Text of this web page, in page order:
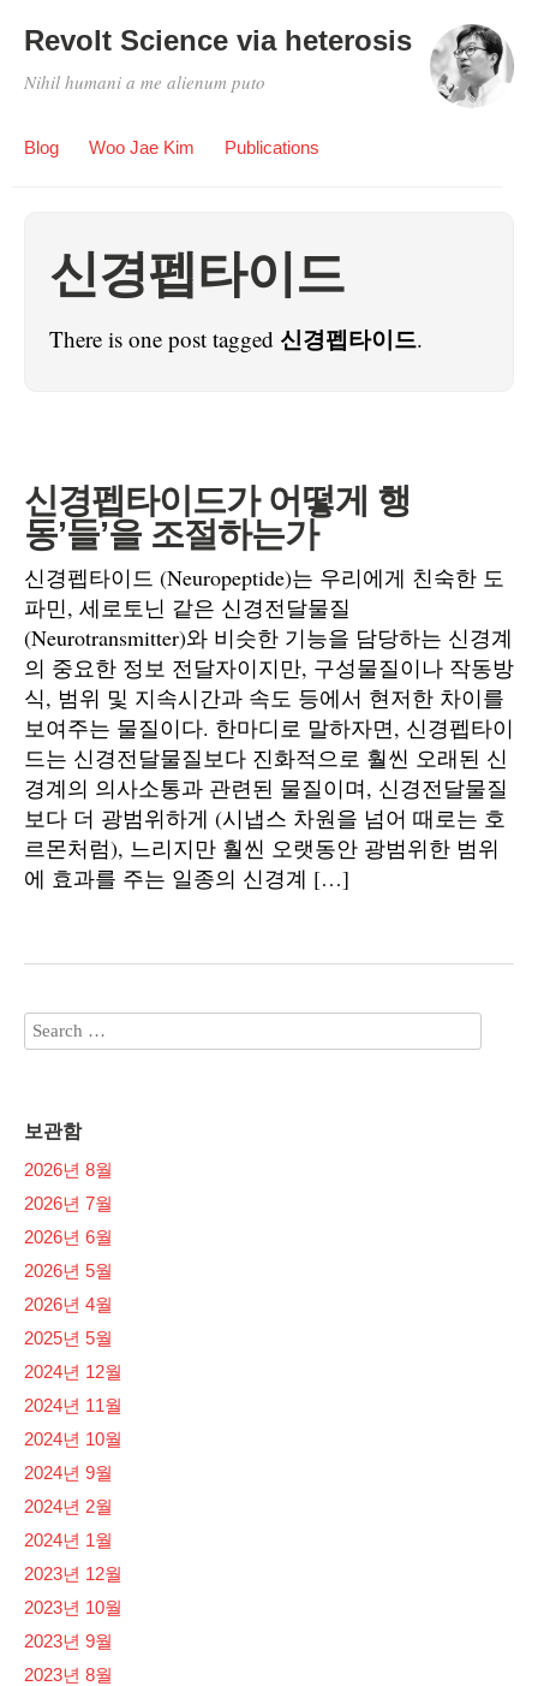
Revolt Science via heterosis
Nihil humani a me alienum puto
Blog Woo Jae Kim Publications
신경펩타이드
There is one post tagged 신경펩타이드.
신경펩타이드가 어떻게 행
동’들’을 조절하는가
신경펩타이드 (Neuropeptide)는 우리에게 친숙한 도
파민, 세로토닌 같은 신경전달물질
(Neurotransmitter)와 비슷한 기능을 담당하는 신경계
의 중요한 정보 전달자이지만, 구성물질이나 작동방
식, 범위 및 지속시간과 속도 등에서 현저한 차이를
보여주는 물질이다. 한마디로 말하자면, 신경펩타이
드는 신경전달물질보다 진화적으로 훨씬 오래된 신
경계의 의사소통과 관련된 물질이며, 신경전달물질
보다 더 광범위하게 (시냅스 차원을 넘어 때로는 호
르몬처럼), 느리지만 훨씬 오랫동안 광범위한 범위
에 효과를 주는 일종의 신경계 […]
보관함
2026년 8월
2026년 7월
2026년 6월
2026년 5월
2026년 4월
2025년 5월
2024년 12월
2024년 11월
2024년 10월
2024년 9월
2024년 2월
2024년 1월
2023년 12월
2023년 10월
2023년 9월
2023년 8월